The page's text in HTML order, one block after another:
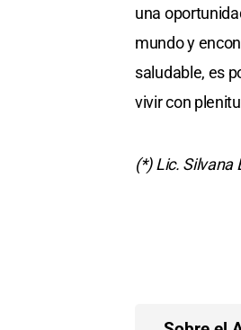
una
mundo y
saludable, es
vivir con
(*) Lic. Silvana